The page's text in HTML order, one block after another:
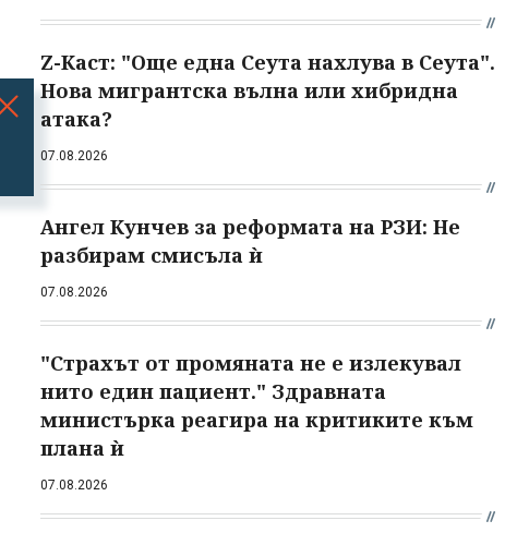
Z-Каст: "Още една Сеута нахлува в Сеута".
Нова мигрантска вълна или хибридна
атака?
07.08.2026
Ангел Кунчев за реформата на РЗИ: Не
разбирам смисъла ѝ
07.08.2026
"Страхът от промяната не е излекувал
нито един пациент." Здравната
министърка реагира на критиките към
плана ѝ
07.08.2026